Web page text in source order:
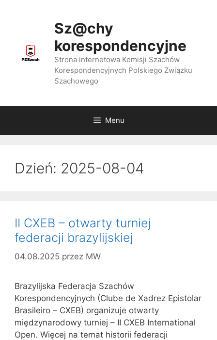
Sz@chy
korespondencyjne
Strona internetowa Komisji Szachów
Korespondencyjnych Polskiego Związku
Szachowego
Menu
Dzień: 2025-08-04
II CXEB – otwarty turniej
federacji brazylijskiej
04.08.2025 przez MW
Brazylijska Federacja Szachów
Korespondencyjnych (Clube de Xadrez Epistolar
Brasileiro – CXEB) organizuje otwarty
międzynarodowy turniej – II CXEB International
Open. Więcej na temat historii federacji